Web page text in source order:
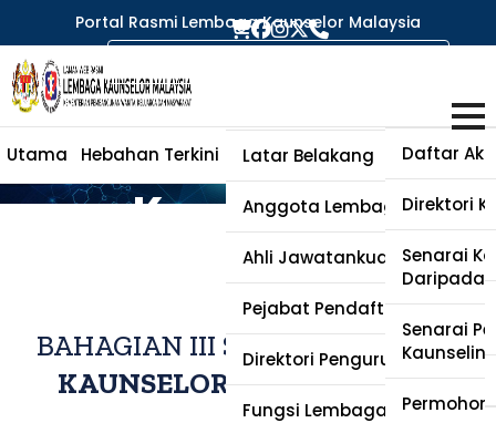
Portal Rasmi Lembaga Kaunselor Malaysia
Utama Hebahan Terkini Perihal Lembaga
Latar Belakang
Anggota Lembaga
Ahli Jawatankuasa Kecil
Pejabat Pendaftar
Direktori Pengurusan
Fungsi Lembaga Kaunselor
Kaunselor
Daftar
Direktori
Senarai
Daripada
Senarai
Fungsi
Lembaga
Kaunselor
BAHAGIAN III SEKSYEN 12AKTA
KAUNSELOR1998 (AKTA 580)